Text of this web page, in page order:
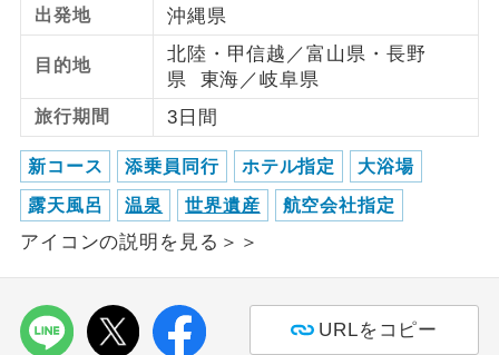
出発地 沖縄県
目的地
北陸・甲信越／富山県・長野
県 東海／岐阜県
旅行期間 3日間
新コース 添乗員同行 ホテル指定 大浴場
露天風呂 温泉 世界遺産 航空会社指定
アイコンの説明を見る＞＞
URLをコピー
女性限定
女性限定でご参加いただけるコースで
す。
ご参加にあたり年齢に制限があるコース
です。
航空会社指定
利用航空会社が指定なので、ご出発の計
画にとても便利です。
ホテル指定
ご紹介するホテルを指定したコースで
す。
ス2席利用
す。